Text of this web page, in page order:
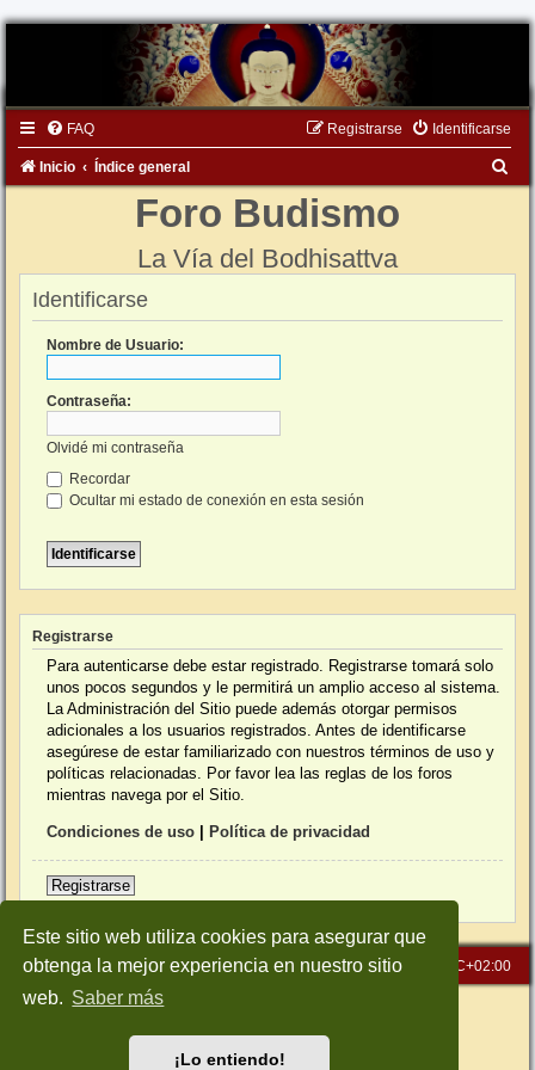
Este sitio web utiliza cookies para asegurar que
obtenga la mejor experiencia en nuestro sitio
web. Saber más
¡Lo entiendo!
FAQ Identificarse
Registrarse
Inicio Índice general
Foro Budismo
La Vía del Bodhisattva
Identificarse
Nombre de Usuario:
Contraseña:
Olvidé mi contraseña
Recordar
Ocultar mi estado de conexión en esta sesión
Registrarse
Para autenticarse debe estar registrado. Registrarse tomará solo
unos pocos segundos y le permitirá un amplio acceso al sistema.
La Administración del Sitio puede además otorgar permisos
adicionales a los usuarios registrados. Antes de identificarse
asegúrese de estar familiarizado con nuestros términos de uso y
políticas relacionadas. Por favor lea las reglas de los foros
mientras navega por el Sitio.
Condiciones de uso Política de privacidad
Registrarse
Inicio Índice general Todos los horarios son UTC+02:00
Desarrollado porphpBB